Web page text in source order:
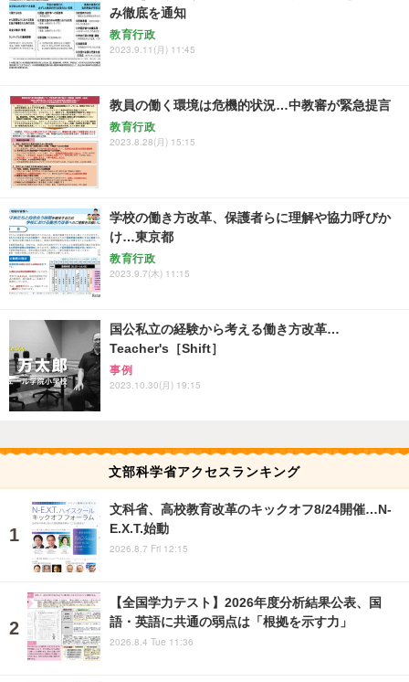
み徹底を通知
教育行政
2023.9.11(月) 11:45
教員の働く環境は危機的状況…中教審が緊急提言
教育行政
2023.8.28(月) 15:15
学校の働き方改革、保護者らに理解や協力呼びか
け…東京都
教育行政
2023.9.7(木) 11:15
国公私立の経験から考える働き方改革…
Teacher's［Shift］
事例
2023.10.30(月) 19:15
文部科学省アクセスランキング
文科省、高校教育改革のキックオフ8/24開催…N-
E.X.T.始動
2026.8.7 Fri 12:15
【全国学力テスト】2026年度分析結果公表、国
語・英語に共通の弱点は「根拠を示す力」
2026.8.4 Tue 11:36